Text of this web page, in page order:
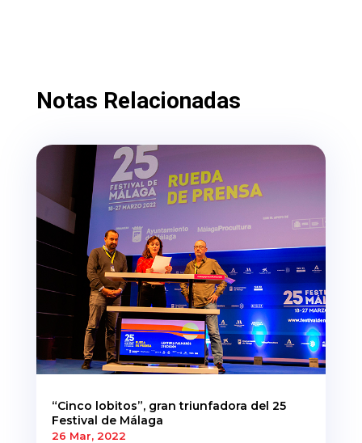
Notas Relacionadas
“Cinco lobitos”, gran triunfadora del 25
Festival de Málaga
26 Mar, 2022